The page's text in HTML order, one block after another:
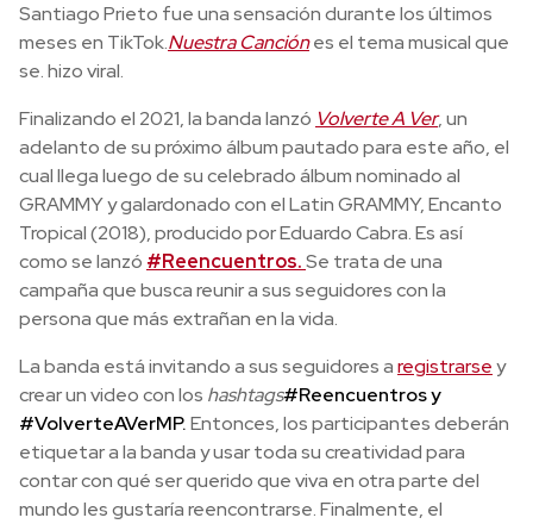
Santiago Prieto fue una sensación durante los últimos
meses en TikTok.Nuestra Canciónes el tema musical que
se. hizo viral.
Finalizando el 2021, la banda lanzó Volverte A Ver, un
adelanto de su próximo álbum pautado para este año, el
cual llega luego de su celebrado álbum nominado al
GRAMMY y galardonado con el Latin GRAMMY, Encanto
Tropical (2018), producido por Eduardo Cabra. Es así
como se lanzó #Reencuentros.Se trata de una
campaña que busca reunir a sus seguidores con la
persona que más extrañan en la vida.
La banda está invitando a sus seguidores aregistrarsey
crear un video con los hashtags#Reencuentros y
#VolverteAVerMP.Entonces, los participantes deberán
etiquetar a la bandayusar toda su creatividadpara
contar con qué ser querido que viva en otra parte del
mundo les gustaría reencontrarse. Finalmente, el